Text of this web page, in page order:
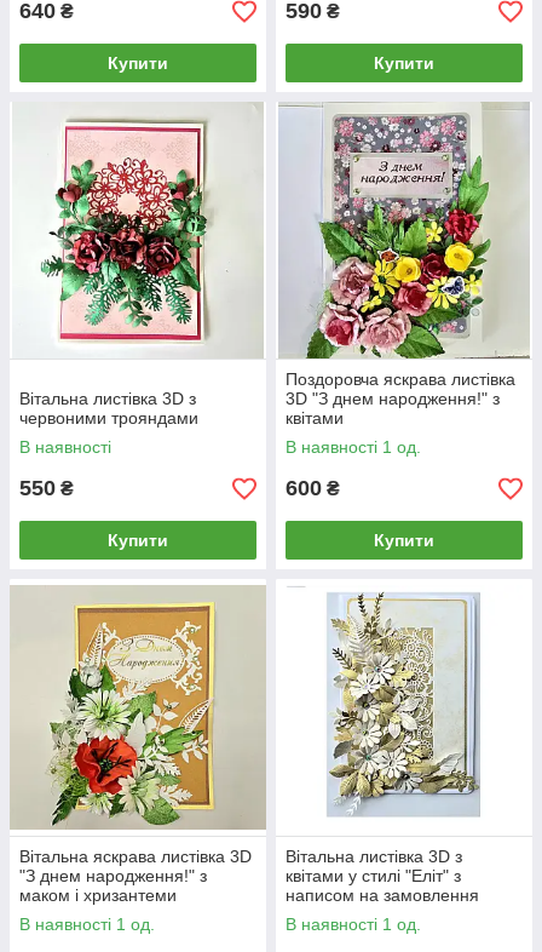
640 ₴
Купити
590 ₴
Купити
Вітальна листівка 3D з
червоними трояндами
В наявності
550 ₴
Купити
Поздоровча яскрава листівка
3D "З днем народження!" з
квітами
В наявності 1 од.
600 ₴
Купити
Вітальна яскрава листівка 3D
"З днем народження!" з
маком і хризантеми
В наявності 1 од.
Вітальна листівка 3D з
квітами у стилі "Еліт" з
написом на замовлення
В наявності 1 од.